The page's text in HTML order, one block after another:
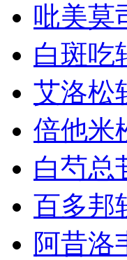
吡美莫
白斑吃
艾洛松
倍他米
白芍总
百多邦
阿昔洛